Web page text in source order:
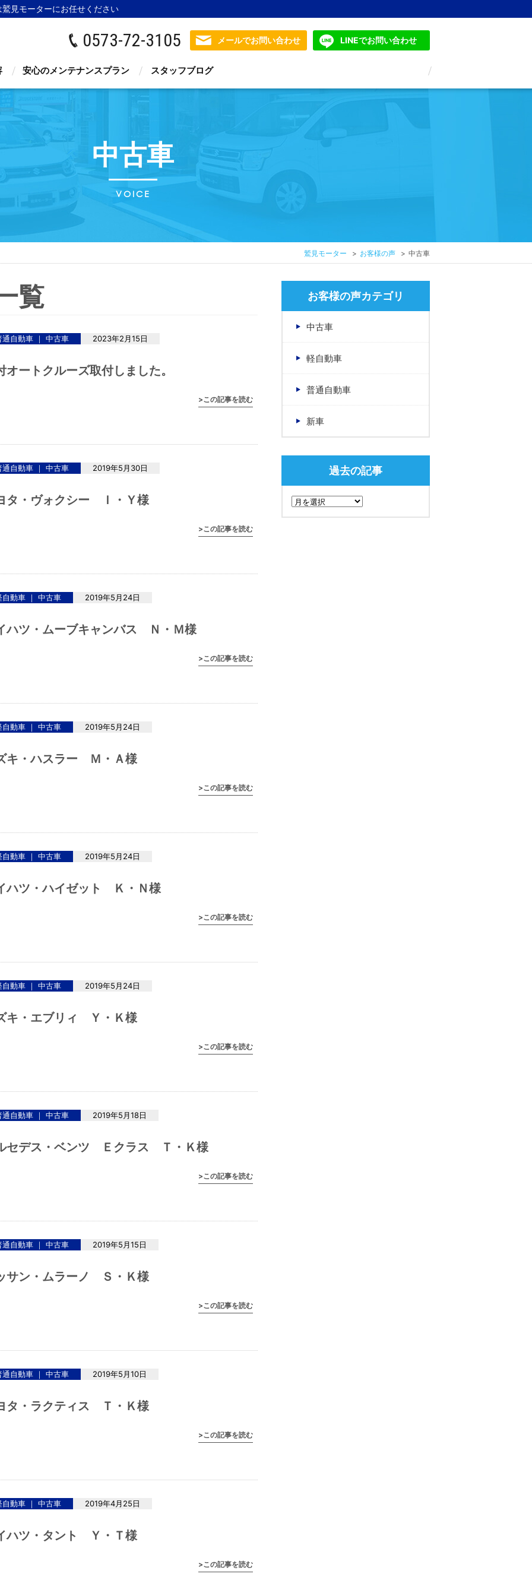
見モーターにお任せください
0573-72-3105 メールでお問い合わせ LINEでお問い合わせ
安心のメンテナンスプラン スタッフブログ
中古車
VOICE
鷲見モーター お客様の声 中古車
覧
通自動車 ｜ 中古車 2023年2月15日
オートクルーズ取付しました。
>この記事を読む
通自動車 ｜ 中古車 2019年5月30日
タ・ヴォクシー Ｉ・Ｙ様
>この記事を読む
自動車 ｜ 中古車 2019年5月24日
ハツ・ムーブキャンバス Ｎ・Ｍ様
>この記事を読む
自動車 ｜ 中古車 2019年5月24日
キ・ハスラー Ｍ・Ａ様
>この記事を読む
自動車 ｜ 中古車 2019年5月24日
ハツ・ハイゼット Ｋ・Ｎ様
>この記事を読む
自動車 ｜ 中古車 2019年5月24日
キ・エブリィ Ｙ・Ｋ様
>この記事を読む
通自動車 ｜ 中古車 2019年5月18日
セデス・ベンツ Ｅクラス Ｔ・Ｋ様
>この記事を読む
通自動車 ｜ 中古車 2019年5月15日
サン・ムラーノ Ｓ・Ｋ様
>この記事を読む
通自動車 ｜ 中古車 2019年5月10日
タ・ラクティス Ｔ・Ｋ様
>この記事を読む
自動車 ｜ 中古車 2019年4月25日
ハツ・タント Ｙ・Ｔ様
>この記事を読む
お客様の声カテゴリ
中古車
軽自動車
普通自動車
新車
過去の記事